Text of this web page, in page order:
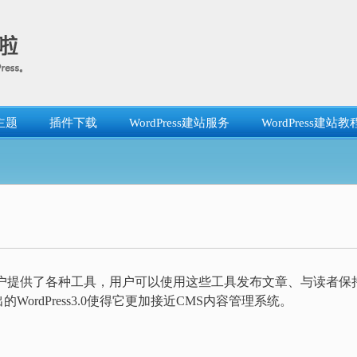
题 插件下载 WordPress建站服务 WordPress建站教
提供了各种工具，用户可以使用这些工具发布文章、与读者保
使得它更加接近CMS内容管理系统。